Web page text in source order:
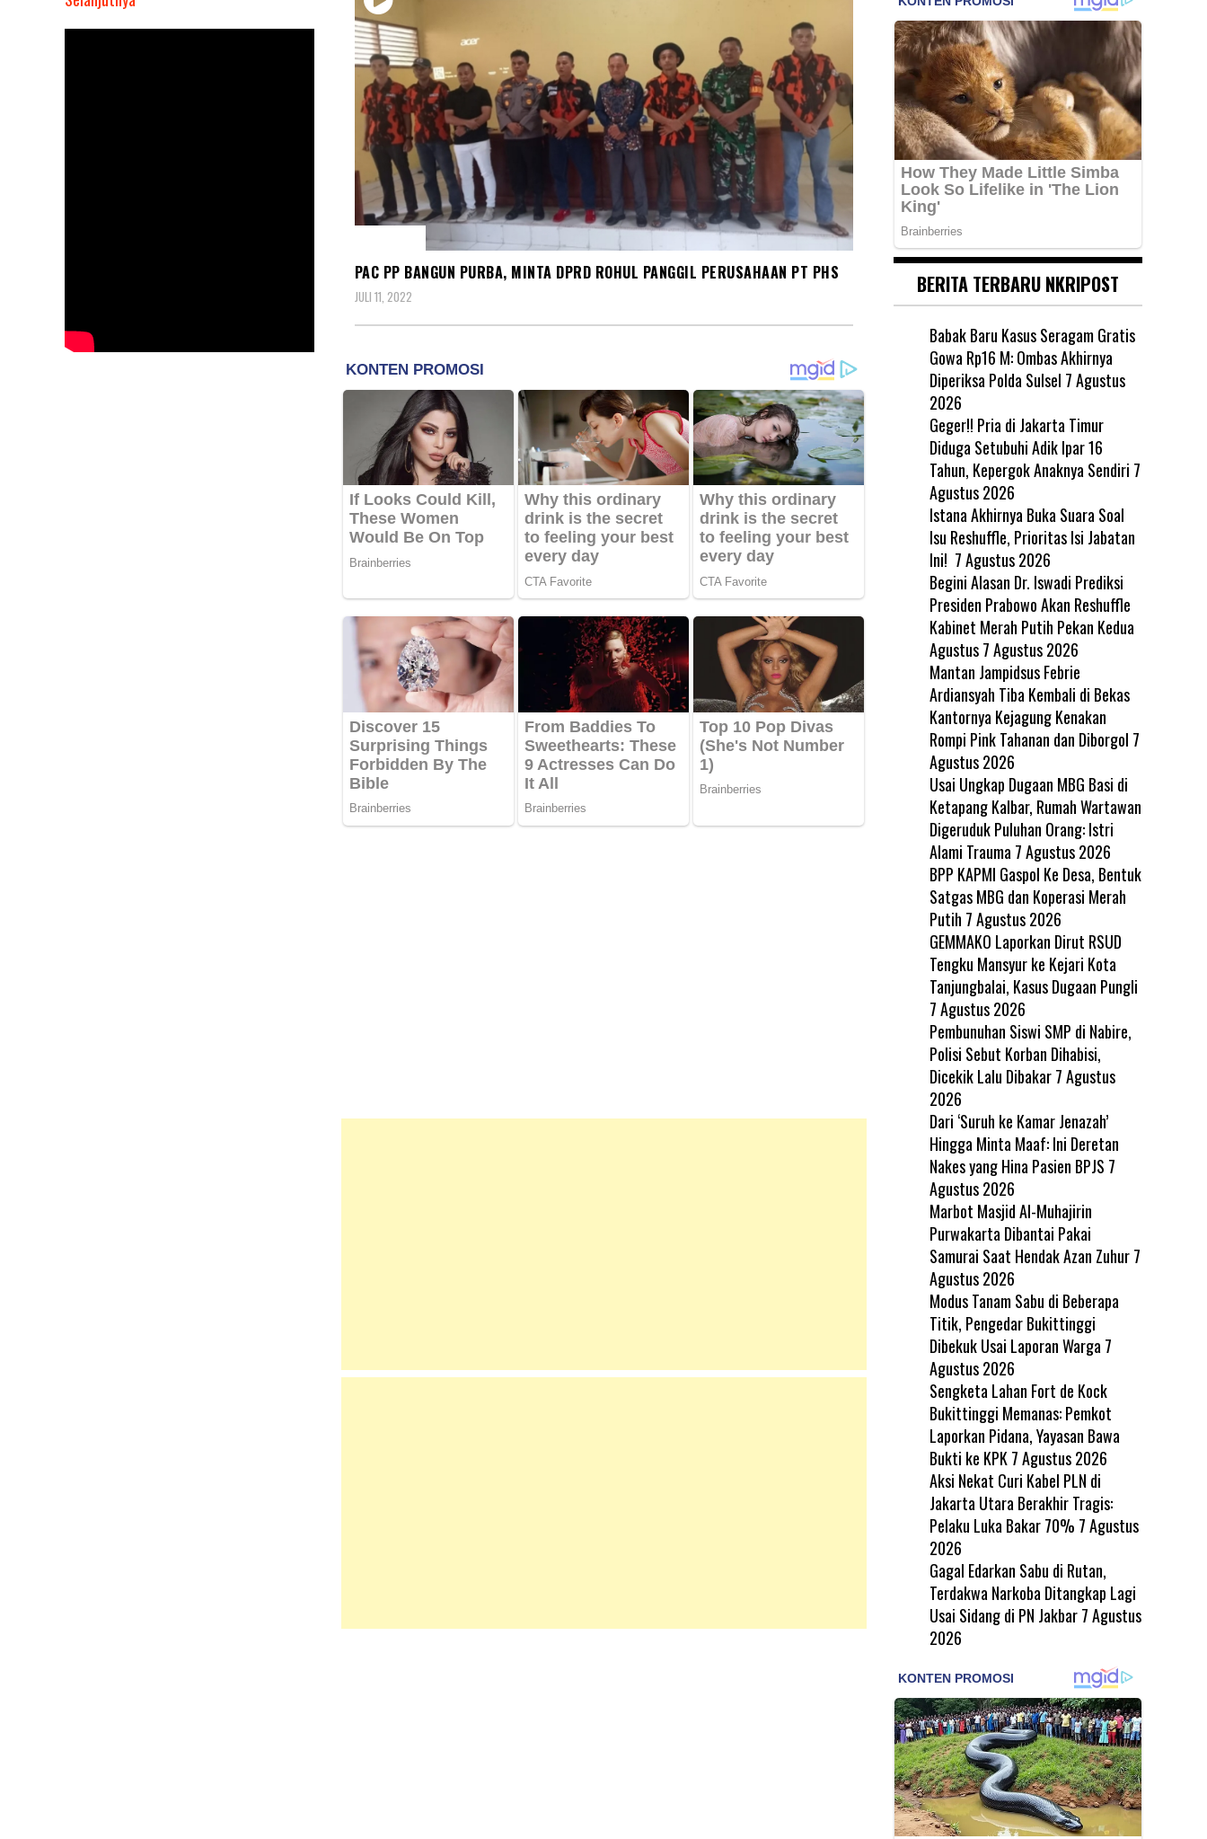
PAC PP BANGUN PURBA, MINTA DPRD ROHUL PANGGIL PERUSAHAAN PT PHS
JULI 11, 2022 BERITA TERBARU NKRIPOST
Babak Baru Kasus Seragam Gratis
Gowa Rp16 M: Ombas Akhirnya
Diperiksa Polda Sulsel 7 Agustus
2026
Geger!! Pria di Jakarta Timur
Diduga Setubuhi Adik Ipar 16
Tahun, Kepergok Anaknya Sendiri 7
Agustus 2026
Istana Akhirnya Buka Suara Soal
Isu Reshuffle, Prioritas Isi Jabatan
Ini! 7 Agustus 2026
Begini Alasan Dr. Iswadi Prediksi
Presiden Prabowo Akan Reshuffle
Kabinet Merah Putih Pekan Kedua
Agustus 7 Agustus 2026
Mantan Jampidsus Febrie
Ardiansyah Tiba Kembali di Bekas
Kantornya Kejagung Kenakan
Rompi Pink Tahanan dan Diborgol 7
Agustus 2026
Usai Ungkap Dugaan MBG Basi di
Ketapang Kalbar, Rumah Wartawan
Digeruduk Puluhan Orang: Istri
Alami Trauma 7 Agustus 2026
BPP KAPMI Gaspol Ke Desa, Bentuk
Satgas MBG dan Koperasi Merah
Putih 7 Agustus 2026
GEMMAKO Laporkan Dirut RSUD
Tengku Mansyur ke Kejari Kota
Tanjungbalai, Kasus Dugaan Pungli
7 Agustus 2026
Pembunuhan Siswi SMP di Nabire,
Polisi Sebut Korban Dihabisi,
Dicekik Lalu Dibakar 7 Agustus
2026
Dari ‘Suruh ke Kamar Jenazah’
Hingga Minta Maaf: Ini Deretan
Nakes yang Hina Pasien BPJS 7
Agustus 2026
Marbot Masjid Al-Muhajirin
Purwakarta Dibantai Pakai
Samurai Saat Hendak Azan Zuhur 7
Agustus 2026
Modus Tanam Sabu di Beberapa
Titik, Pengedar Bukittinggi
Dibekuk Usai Laporan Warga 7
Agustus 2026
Sengketa Lahan Fort de Kock
Bukittinggi Memanas: Pemkot
Laporkan Pidana, Yayasan Bawa
Bukti ke KPK 7 Agustus 2026
Aksi Nekat Curi Kabel PLN di
Jakarta Utara Berakhir Tragis:
Pelaku Luka Bakar 70% 7 Agustus
2026
Gagal Edarkan Sabu di Rutan,
Terdakwa Narkoba Ditangkap Lagi
Usai Sidang di PN Jakbar 7 Agustus
2026